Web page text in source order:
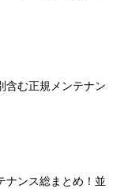
含む正規メンテナン
ナンス総まとめ！並